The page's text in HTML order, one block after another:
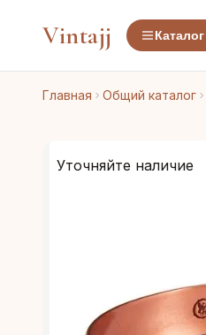
Vintajj Каталог
Главная Общий каталог
Уточняйте наличие